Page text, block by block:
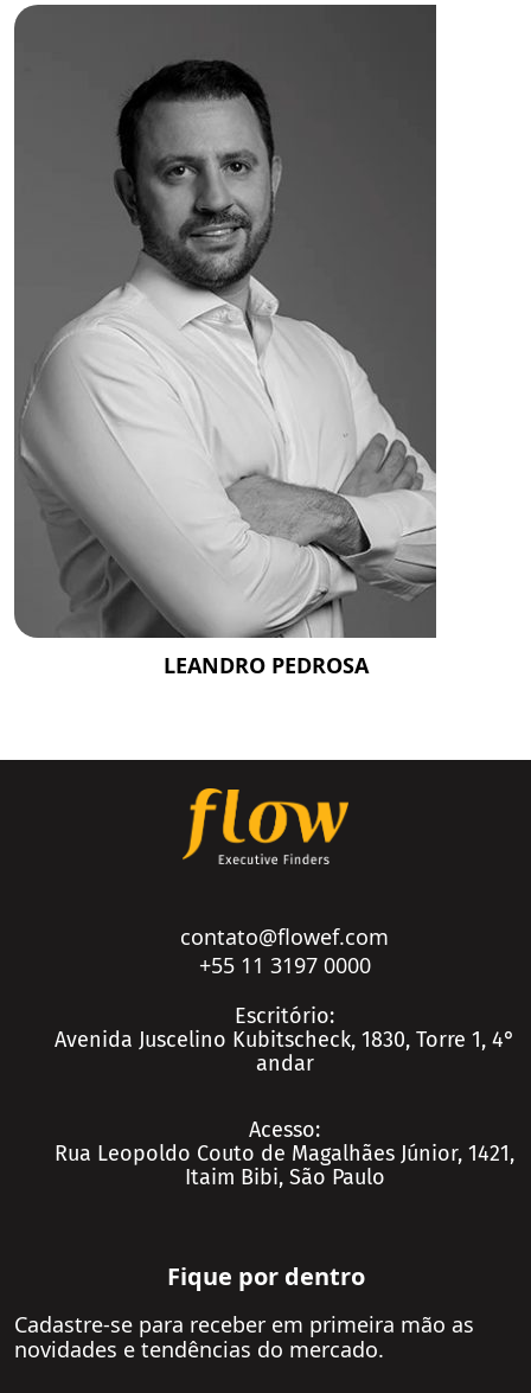
SOLICITE UMA PROPOSTA
LEANDRO PEDROSA
contato@flowef.com
+55 11 3197 0000
Escritório:
Avenida Juscelino Kubitscheck, 1830, Torre 1, 4°
andar
Acesso:
Rua Leopoldo Couto de Magalhães Júnior, 1421,
Itaim Bibi, São Paulo
Fique por dentro
Cadastre-se para receber em primeira mão as
novidades e tendências do mercado.